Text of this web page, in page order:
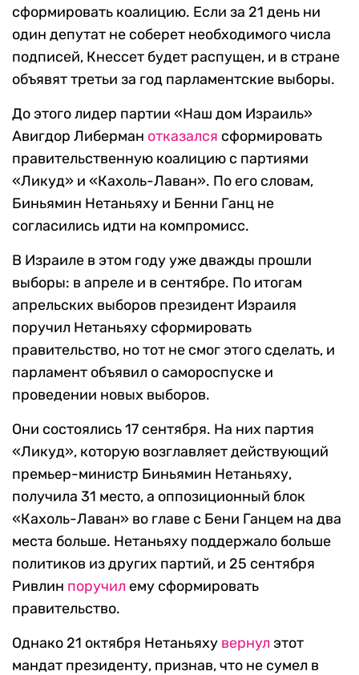
сформировать коалицию. Если за 21 день ни
один депутат не соберет необходимого числа
подписей, Кнессет будет распущен, и в стране
объявят третьи за год парламентские выборы.
До этого лидер партии «Наш дом Израиль»
Авигдор Либерман отказался сформировать
правительственную коалицию с партиями
«Ликуд» и «Кахоль-Лаван». По его словам,
Биньямин Нетаньяху и Бенни Ганц не
согласились идти на компромисс.
В Израиле в этом году уже дважды прошли
выборы: в апреле и в сентябре. По итогам
апрельских выборов президент Израиля
поручил Нетаньяху сформировать
правительство, но тот не смог этого сделать, и
парламент объявил о самороспуске и
проведении новых выборов.
Они состоялись 17 сентября. На них партия
«Ликуд», которую возглавляет действующий
премьер-министр Биньямин Нетаньяху,
получила 31 место, а оппозиционный блок
«Кахоль-Лаван» во главе с Бени Ганцем на два
места больше. Нетаньяху поддержало больше
политиков из других партий, и 25 сентября
Ривлин поручил ему сформировать
правительство.
Однако 21 октября Нетаньяху вернул этот
мандат президенту, признав, что не сумел в